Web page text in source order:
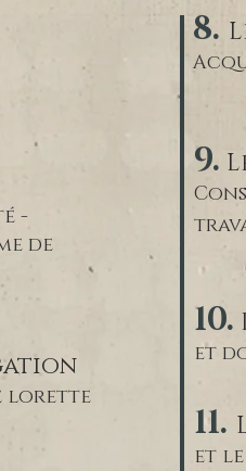
-
de
lorette
10.
et
11.
et
8.
9.